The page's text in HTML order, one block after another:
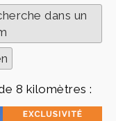
dans un
8 kilomètres :